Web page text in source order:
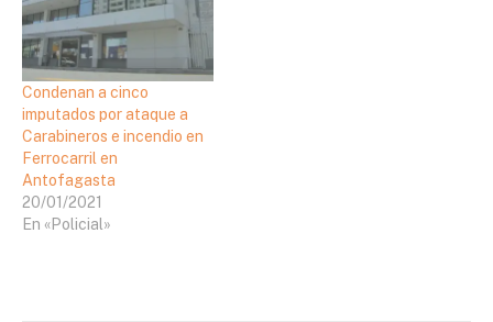
Condenan a cinco
imputados por ataque a
Carabineros e incendio en
Ferrocarril en
Antofagasta
20/01/2021
En «Policial»